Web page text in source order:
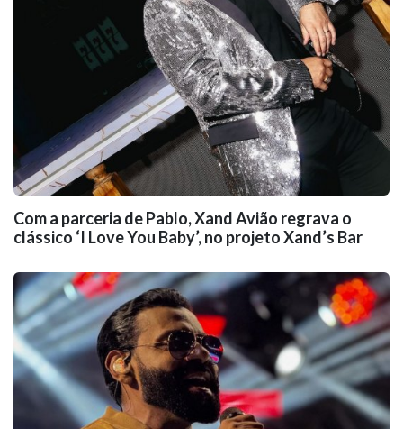
Com a parceria de Pablo, Xand Avião regrava o
clássico ‘I Love You Baby’, no projeto Xand’s Bar